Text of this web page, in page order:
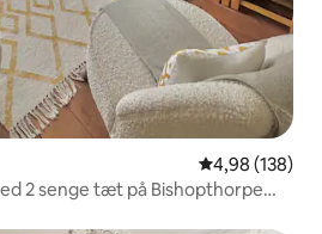
4,98 ud af 5 i
4,98 (138)
2 senge tæt på Bishopthorpe